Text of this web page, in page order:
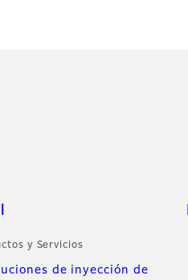
y Servicios
de inyección de